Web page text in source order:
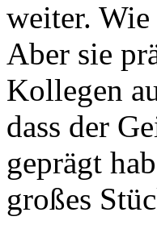
weiter.
Aber sie
Kollegen
dass der
geprägt
großes